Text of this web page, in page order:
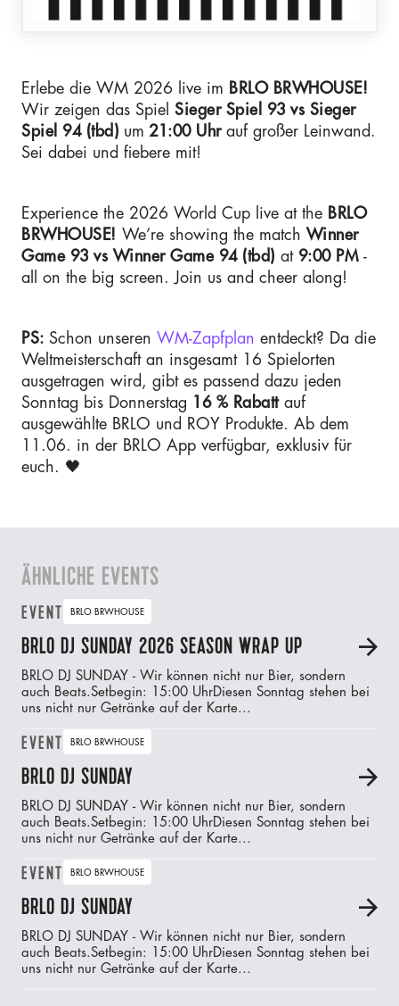
Erlebe die WM 2026 live im BRLO BRWHOUSE!
Wir zeigen das Spiel Sieger Spiel 93 vs Sieger
Spiel 94 (tbd) um 21:00 Uhr auf großer Leinwand.
Sei dabei und fiebere mit!
Experience the 2026 World Cup live at the BRLO
BRWHOUSE! We’re showing the match Winner
Game 93 vs Winner Game 94 (tbd) at 9:00 PM-
all on the big screen. Join us and cheer along!
PS: Schon unseren WM-Zapfplan entdeckt? Da die
Weltmeisterschaft an insgesamt 16 Spielorten
ausgetragen wird, gibt es passend dazu jeden
Sonntag bis Donnerstag
16 % Rabattauf
ausgewählte BRLO und ROY Produkte. Ab dem
11.06. in der BRLO App verfügbar, exklusiv für
euch. 🖤
ÄHNLICHE EVENTS
EVENT BRLO BRWHOUSE
BRLO DJ SUNDAY 2026 SEASON WRAP UP A
BRLO DJ SUNDAY - Wir können nicht nur Bier, sondern
auch Beats.‍Setbegin: 15:00 UhrDiesen Sonntag stehen bei
uns nicht nur Getränke auf der Karte...
EVENT BRLO BRWHOUSE
BRLO DJ SUNDAY A
BRLO DJ SUNDAY - Wir können nicht nur Bier, sondern
auch Beats.‍Setbegin: 15:00 UhrDiesen Sonntag stehen bei
uns nicht nur Getränke auf der Karte...
EVENT BRLO BRWHOUSE
BRLO DJ SUNDAY A
BRLO DJ SUNDAY - Wir können nicht nur Bier, sondern
auch Beats.‍Setbegin: 15:00 UhrDiesen Sonntag stehen bei
uns nicht nur Getränke auf der Karte...